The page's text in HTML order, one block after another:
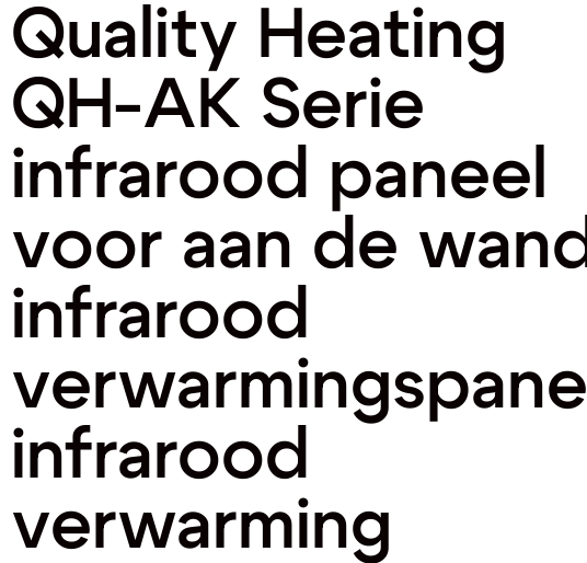
Quality Heating
QH-AK Serie
infrarood paneel
voor aan de wand
infrarood
infrarood
verwarming